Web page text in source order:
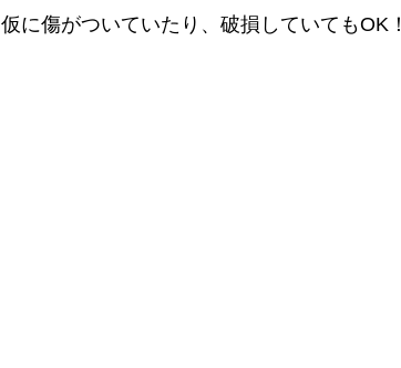
仮に傷がついていたり、破損していてもOK！